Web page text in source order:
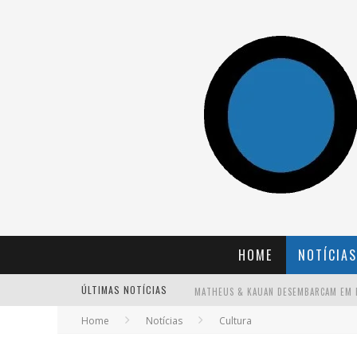
HOME NOTÍCIAS
ÚLTIMAS NOTÍCIAS
Home Notícias Cultura